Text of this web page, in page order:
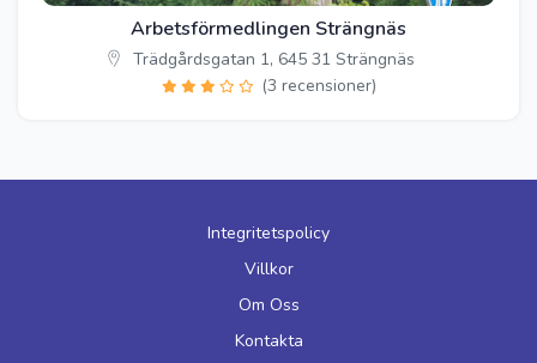
Arbetsförmedlingen Strängnäs
Trädgårdsgatan 1, 645 31 Strängnäs
(3 recensioner)
Integritetspolicy
Villkor
Om Oss
Kontakta